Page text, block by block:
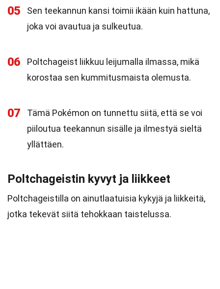
05
Sen teekannun kansi toimii ikään kuin hattuna,
joka voi avautua ja sulkeutua.
06
Poltchageist liikkuu leijumalla ilmassa, mikä
korostaa sen kummitusmaista olemusta.
07
Tämä Pokémon on tunnettu siitä, että se voi
piiloutua teekannun sisälle ja ilmestyä sieltä
yllättäen.
Poltchageistin kyvyt ja liikkeet
Poltchageistilla on ainutlaatuisia kykyjä ja liikkeitä,
jotka tekevät siitä tehokkaan taistelussa.